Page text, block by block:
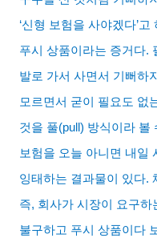
‘신형 보험을 사야겠다’고
푸시 상품이라는 증거다.
발로 가서 사면서 기뻐하
모르면서 굳이 필요도 없
것을 풀(pull) 방식이라 볼
보험을 오늘 아니면 내일
잉태하는 결과물이 있다.
즉, 회사가 시장이 요구하
불구하고 푸시 상품이다